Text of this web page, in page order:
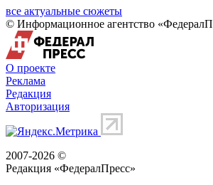
все актуальные сюжеты
© Информационное агентство
О проекте
Реклама
Редакция
Авторизация
2007-2026 ©
Редакция «ФедералПресс»